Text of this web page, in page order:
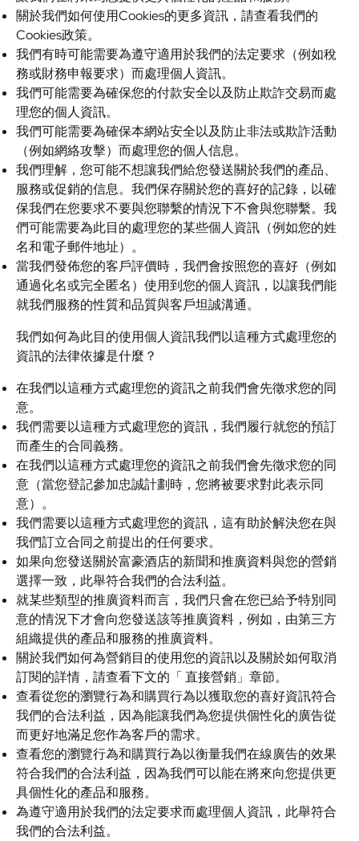
關於我們如何使用Cookies的更多資訊，請查看我們的
Cookies政策。
我們有時可能需要為遵守適用於我們的法定要求（例如稅
務或財務申報要求）而處理個人資訊。
我們可能需要為確保您的付款安全以及防止欺詐交易而處
理您的個人資訊。
我們可能需要為確保本網站安全以及防止非法或欺詐活動
（例如網絡攻擊）而處理您的個人信息。
我們理解，您可能不想讓我們給您發送關於我們的產品、
服務或促銷的信息。我們保存關於您的喜好的記錄，以確
保我們在您要求不要與您聯繫的情況下不會與您聯繫。我
們可能需要為此目的處理您的某些個人資訊（例如您的姓
名和電子郵件地址）。
當我們發佈您的客戶評價時，我們會按照您的喜好（例如
通過化名或完全匿名）使用到您的個人資訊，以讓我們能
就我們服務的性質和品質與客戶坦誠溝通。
我們如何為此目的使用個人資訊我們以這種方式處理您的
資訊的法律依據是什麼？
在我們以這種方式處理您的資訊之前我們會先徵求您的同
意。
我們需要以這種方式處理您的資訊，我們履行就您的預訂
而產生的合同義務。
在我們以這種方式處理您的資訊之前我們會先徵求您的同
意（當您登記參加忠誠計劃時，您將被要求對此表示同
意）。
我們需要以這種方式處理您的資訊，這有助於解決您在與
我們訂立合同之前提出的任何要求。
如果向您發送關於富豪酒店的新聞和推廣資料與您的營銷
選擇一致，此舉符合我們的合法利益。
就某些類型的推廣資料而言，我們只會在您已給予特別同
意的情況下才會向您發送該等推廣資料，例如，由第三方
組織提供的產品和服務的推廣資料。
關於我們如何為營銷目的使用您的資訊以及關於如何取消
訂閱的詳情，請查看下文的「直接營銷」章節。
查看從您的瀏覽行為和購買行為以獲取您的喜好資訊符合
我們的合法利益，因為能讓我們為您提供個性化的廣告從
而更好地滿足您作為客戶的需求。
查看您的瀏覽行為和購買行為以衡量我們在線廣告的效果
符合我們的合法利益，因為我們可以能在將來向您提供更
具個性化的產品和服務。
為遵守適用於我們的法定要求而處理個人資訊，此舉符合
我們的合法利益。